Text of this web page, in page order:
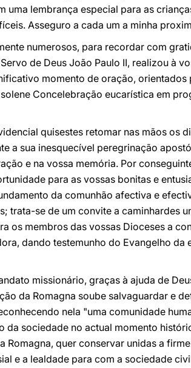
uma lembrança especial para as
Asseguro a cada um a minha
numerosos, para recordar com
de Deus João Paulo II, realizou à
momento de oração, orientados
Concelebração eucarística em
quisestes retomar nas mãos os
a sua inesquecível peregrinação
e na vossa memória. Por
para as vossas bonitas e
da comunhão afectiva e
trata-se de um convite a caminhardes
os membros das vossas Dioceses a
dando testemunho do Evangelho da
missionário, graças à ajuda de
da Romagna soube salvaguardar e
nela "uma comunidade
sociedade no actual momento
quer conservar unidas a
e a lealdade para com a sociedade